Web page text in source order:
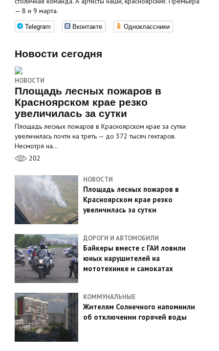
— 8 и 9 марта.
Telegram Вконтакте Одноклассники
Новости сегодня
НОВОСТИ
Площадь лесных пожаров в
Красноярском крае резко
увеличилась за сутки
Площадь лесных пожаров в Красноярском крае за сутки
увеличилась почти на треть — до 372 тысяч гектаров.
Несмотря на…
202
НОВОСТИ
Площадь лесных пожаров в
Красноярском крае резко
увеличилась за сутки
ДОРОГИ И АВТОМОБИЛИ
Байкеры вместе с ГАИ ловили
юных нарушителей на
мототехнике и самокатах
КОММУНАЛЬНЫЕ
Жителям Солнечного напомнили
об отключении горячей воды